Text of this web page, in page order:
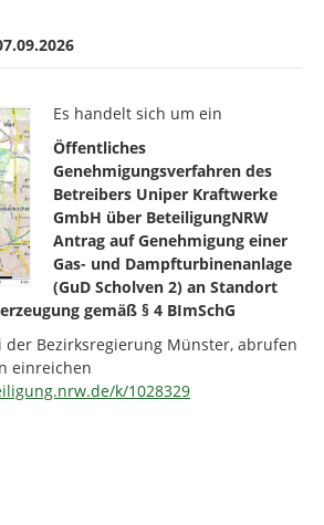
Es handelt sich um ein
Öffentliches
Genehmigungsverfahren des
Betreibers Uniper Kraftwerke
GmbH über BeteiligungNRW
Antrag auf Genehmigung einer
Gas- und Dampfturbinenanlage
(GuD Scholven 2) an Standort
gemäß § 4 BImSchG
der Bezirksregierung Münster, abrufen
einreichen
k/1028329